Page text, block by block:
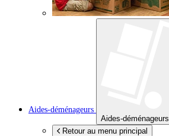
Aides-déménageurs
Aides-déménageurs
Retour au menu principal